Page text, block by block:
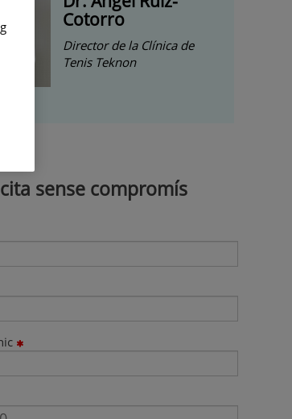
Cotorro
Director de la Clínica de
Tenis Teknon
sense compromís